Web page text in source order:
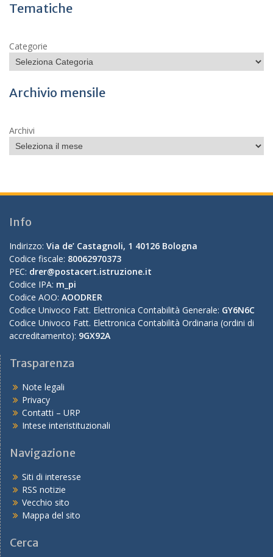
Tematiche
Categorie
Archivio mensile
Archivi
Info
Indirizzo: Via de’ Castagnoli, 1 40126 Bologna
Codice fiscale: 80062970373
PEC: drer@postacert.istruzione.it
Codice IPA: m_pi
Codice AOO: AOODRER
Codice Univoco Fatt. Elettronica Contabilità Generale: GY6N6C
Codice Univoco Fatt. Elettronica Contabilità Ordinaria (ordini di
accreditamento): 9GX92A
Trasparenza
Note legali
Privacy
Contatti – URP
Intese interistituzionali
Navigazione
Siti di interesse
RSS notizie
Vecchio sito
Mappa del sito
Cerca